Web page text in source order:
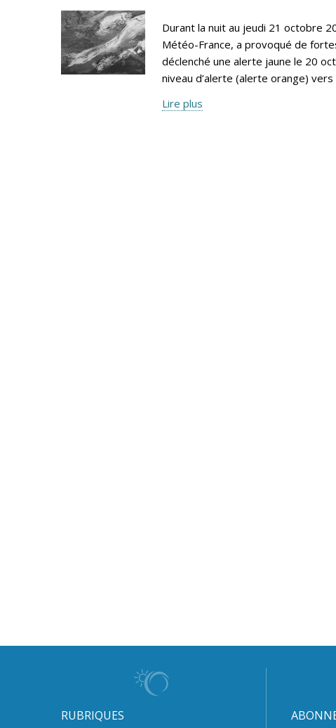
Durant la nuit au jeudi 21 octobre
Météo-France, a provoqué de
déclenché une alerte jaune le 20
niveau d’alerte (alerte orange)
Lire plus
RUBRIQUES